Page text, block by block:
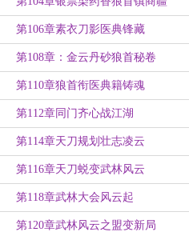
第106章素衣刀影医典锋藏
第108章：金云丹砂狼首秘卷
第110章狼首衔医典籍铸魂
第112章同门齐心战江湖
第114章天刀规划壮志凌云
第116章天刀蜕变武林风云
第118章武林大会风云起
第120章武林风云之盟变新局